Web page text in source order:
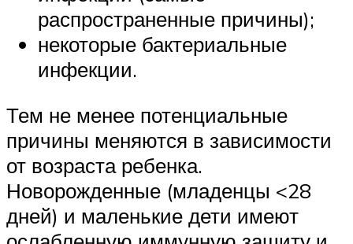
распространенные причины);
некоторые бактериальные
инфекции.
Тем не менее потенциальные
причины меняются в зависимости
от возраста ребенка.
Новорожденные (младенцы <28
дней) и маленькие дети имеют